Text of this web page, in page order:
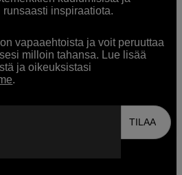
inspiraatiota.
vapaaehtoista ja voit peruuttaa
milloin tahansa. Lue lisää
ja oikeuksistasi
.
TILAA